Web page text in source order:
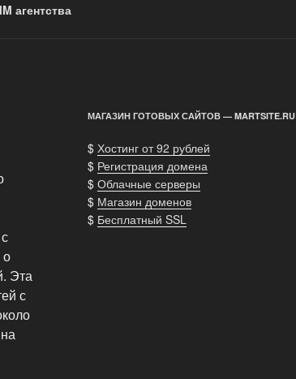
агентства
о
Эта
с
МАГАЗИН ГОТОВЫХ САЙТОВ — MARTSITE.RU
$ Хостинг от 92 рублей
$ Регистрация домена
$ Облачные серверы
$ Магазин доменов
$ Бесплатный SSL